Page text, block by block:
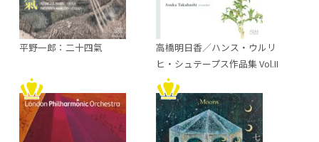
平野一郎：二十四氣
高橋明日香／ハンス・ウルリ
ヒ・シュテープス作品集 Vol.II